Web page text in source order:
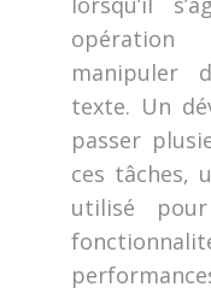
manipuler
texte. Un
passer
ces tâches,
utilisé